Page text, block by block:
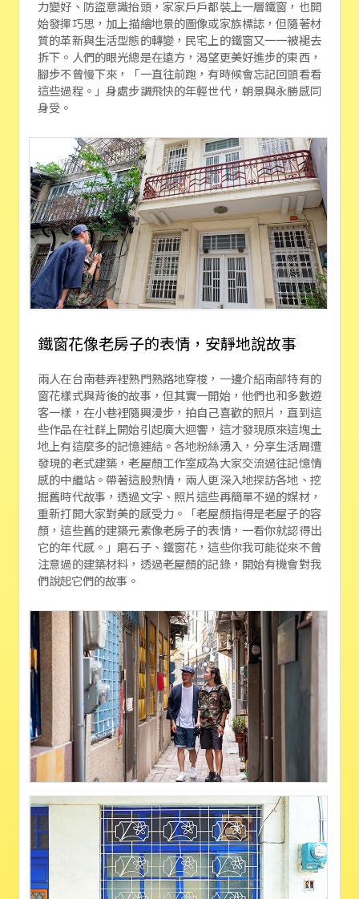
力變好、防盜意識抬頭，家家戶戶都裝上一層鐵窗，也開
始發揮巧思，加上描繪地景的圖像或家族標誌，但隨著材
質的革新與生活型態的轉變，民宅上的鐵窗又一一被褪去
拆下。人們的眼光總是在遠方，渴望更美好進步的東西，
腳步不曾慢下來，「一直往前跑，有時候會忘記回頭看看
這些過程。」身處步調飛快的年輕世代，朝景與永勝感同
身受。
鐵窗花像老房子的表情，安靜地說故事
兩人在台南巷弄裡熟門熟路地穿梭，一邊介紹南部特有的
窗花樣式與背後的故事，但其實一開始，他們也和多數遊
客一樣，在小巷裡隨興漫步，拍自己喜歡的照片，直到這
些作品在社群上開始引起廣大迴響，這才發現原來這塊土
地上有這麼多的記憶連結。各地粉絲湧入，分享生活周遭
發現的老式建築，老屋顏工作室成為大家交流過往記憶情
感的中繼站。帶著這股熱情，兩人更深入地探訪各地、挖
掘舊時代故事，透過文字、照片這些再簡單不過的媒材，
重新打開大家對美的感受力。「老屋顏指得是老屋子的容
顏，這些舊的建築元素像老房子的表情，一看你就認得出
它的年代感。」磨石子、鐵窗花，這些你我可能從來不曾
注意過的建築材料，透過老屋顏的記錄，開始有機會對我
們說起它們的故事。